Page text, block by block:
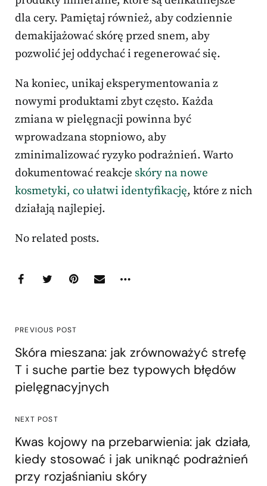
dla cery. Pamiętaj również, aby codziennie
demakijażować skórę przed snem, aby
pozwolić jej oddychać i regenerować się.
Na koniec, unikaj eksperymentowania z
nowymi produktami zbyt często. Każda
zmiana w pielęgnacji powinna być
wprowadzana stopniowo, aby
zminimalizować ryzyko podrażnień. Warto
dokumentować reakcje skóry na nowe
kosmetyki, co ułatwi identyfikację, które z nich
działają najlepiej.
No related posts.
PREVIOUS POST
Skóra mieszana: jak zrównoważyć strefę
T i suche partie bez typowych błędów
pielęgnacyjnych
NEXT POST
Kwas kojowy na przebarwienia: jak działa,
kiedy stosować i jak uniknąć podrażnień
przy rozjaśnianiu skóry